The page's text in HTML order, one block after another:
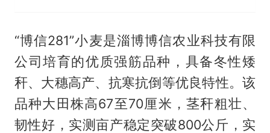
“博信281”小麦是淄博博信农业科技有限
公司培育的优质强筋品种，具备冬性矮
秆、大穗高产、抗寒抗倒等优良特性。该
品种大田株高67至70厘米，茎秆粗壮、
韧性好，实测亩产稳定突破800公斤，实